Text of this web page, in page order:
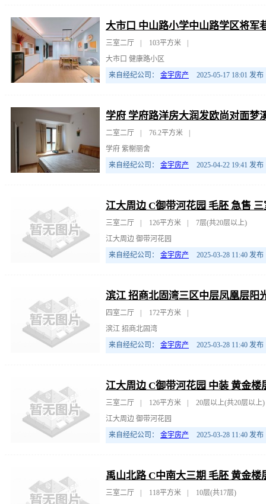
大市口 中山路小学中山路学区将军
三室二厅 103平方米
大市口 健康路小区
来自经纪公司： 金宇房产 2025-05-17 18:01 发布
学府 学府路洋房大润发欧尚对面梦
二室二厅 76.2平方米
学府 紫榭丽舍
来自经纪公司： 金宇房产 2025-04-22 19:41 发布
江大周边 C御带河花园 毛胚 急售
三室二厅 126平方米
7层(共20层以上)
江大周边 御带河花园
来自经纪公司： 金宇房产 2025-03-28 11:40 发布
滨江 招商北固湾三区中层凤凰层阳
四室二厅 172平方米
滨江 招商北固湾
来自经纪公司： 金宇房产 2025-03-28 11:40 发布
江大周边 C御带河花园 中装 黄金楼
三室二厅 126平方米
20层以上(共20层以上)
江大周边 御带河花园
来自经纪公司： 金宇房产 2025-03-28 11:40 发布
禹山北路 C中南大三期 毛胚 黄金楼
三室二厅 118平方米
10层(共17层)